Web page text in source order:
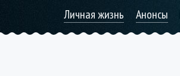
Личная жизнь Анонсы